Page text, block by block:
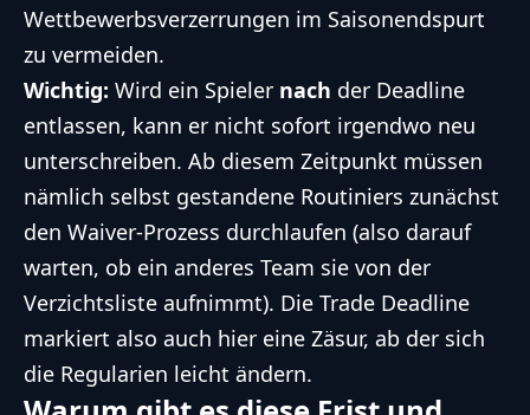
Wettbewerbsverzerrungen im Saisonendspurt
zu vermeiden.
Wichtig: Wird ein Spieler nach der Deadline
entlassen, kann er nicht sofort irgendwo neu
unterschreiben. Ab diesem Zeitpunkt müssen
nämlich selbst gestandene Routiniers zunächst
den Waiver-Prozess durchlaufen (also darauf
warten, ob ein anderes Team sie von der
Verzichtsliste aufnimmt). Die Trade Deadline
markiert also auch hier eine Zäsur, ab der sich
die Regularien leicht ändern.